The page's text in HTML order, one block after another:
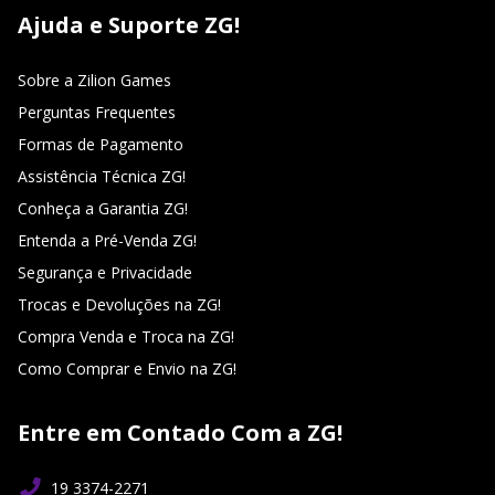
Ajuda e Suporte ZG!
Sobre a Zilion Games
Perguntas Frequentes
Formas de Pagamento
Assistência Técnica ZG!
Conheça a Garantia ZG!
Entenda a Pré-Venda ZG!
Segurança e Privacidade
Trocas e Devoluções na ZG!
Compra Venda e Troca na ZG!
Como Comprar e Envio na ZG!
Entre em Contado Com a ZG!
19 3374-2271